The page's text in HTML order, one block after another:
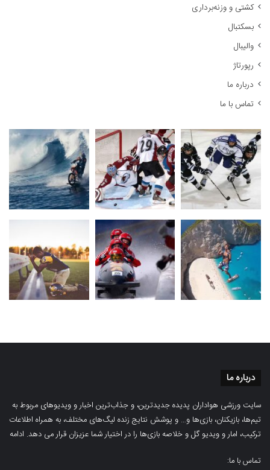
کشتی و وزنه‌برداری
بسکتبال
والیبال
رپورتاژ
درباره ما
تماس با ما
درباره ما
سایت ورزشی هواداران پدیده جدیدترین، و جذاب‌ترین اخبار و ویدیوهای مربوط به
تیم‌ها، بازیکنان، بازی‌ها و… و پوشش نتایج زنده لیگ‌های مختلف، به همراه اطلاعات
ترکیب، امار و ویدیو‌‌ گل‌ و خلاصه بازی‌ها را در اختیار شما عزیزان قرار می دهد. ادامه
تماس با ما: